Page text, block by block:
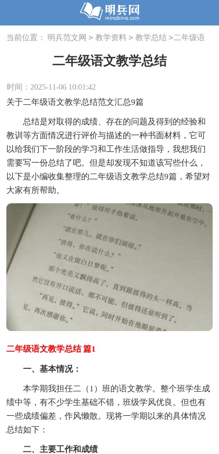
当前位置： 明兵范文网 > 教学资料 > 教学总结 >二年级语
二年级语文教学总结
时间：2025-11-06 10:01:42
关于二年级语文教学总结范文汇总9篇
总结是对取得的成绩、存在的问题及得到的经验和
教训等方面情况进行评价与描述的一种书面材料，它可
以给我们下一阶段的学习和工作生活做指导，我想我们
需要写一份总结了吧。但是却发现不知道该写些什么，
以下是小编收集整理的二年级语文教学总结9篇，希望对
大家有所帮助。
二年级语文教学总结 篇1
一、基本情况：
本学期我担任二（1）班的语文教学。整个班学生成
绩中等，有不少学生基础不错，班级学风优良。但也有
一些成绩偏差，作风懒散。现将一学期以来的具体情况
总结如下：
二、主要工作和成绩